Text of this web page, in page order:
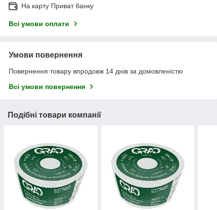
На карту Приват банку
Всі умови оплати
Умови повернення
Повернення товару впродовж 14 днів за домовленістю
Всі умови повернення
Подібні товари компанії